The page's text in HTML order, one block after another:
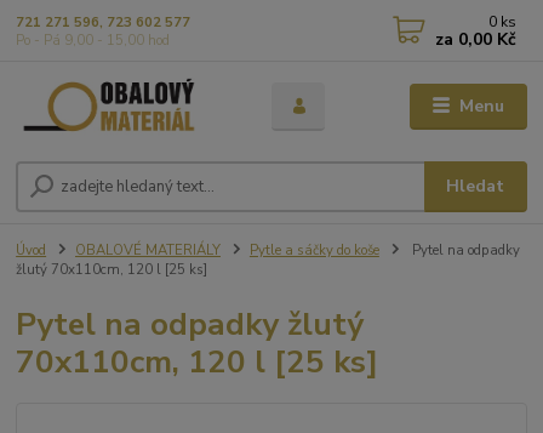
Menu
Hledat
721 271 596, 723 602 577
Po - Pá 9,00 - 15,00 hod
0 ks
za 0,00 Kč
Úvod OBALOVÉ MATERIÁLY Pytle a sáčky do koše
Pytel na odpadky
žlutý 70x110cm, 120 l [25 ks]
Pytel na odpadky žlutý
70x110cm, 120 l [25 ks]